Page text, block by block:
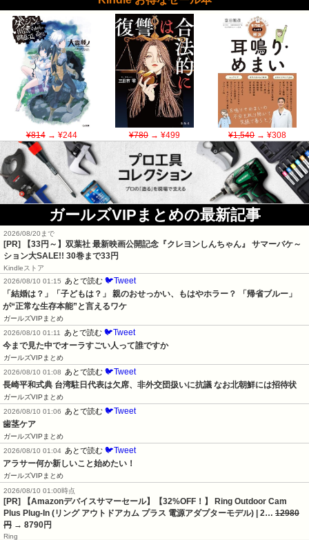
¥814→ ¥244 ¥780→ ¥499 ¥1,540→ ¥308
ガールズVIPまとめの最新記事
2026/08/20まで
[PR]
【33円～】双葉社 最新映画公開記念『クレヨンしんちゃん』 サマーバケ～
ション大SALE!! 30巻まで33円
Kindleストア
2026/08/10 01:15
あとで読む 🐦Tweet
「結婚は？」「子どもは？」 親のおせっかい、もはやホラー？ 「帰省ブルー」
が“正常な生存本能”と言えるワケ
ガールズVIPまとめ
2026/08/10 01:11
あとで読む 🐦Tweet
今まで見た中でオーラすごい人って誰ですか
ガールズVIPまとめ
2026/08/10 01:08
あとで読む 🐦Tweet
長崎平和式典 台湾駐日代表は欠席、非外交団扱いに抗議 なお北朝鮮には招待状
ガールズVIPまとめ
2026/08/10 01:06
あとで読む 🐦Tweet
歯茎ケア
ガールズVIPまとめ
2026/08/10 01:04 あとで読む 🐦Tweet
アラサー何か新しいこと始めたい！
ガールズVIPまとめ
2026/08/10 01:00時点
[PR] 【Amazonデバイスサマーセール】【32%OFF！】 Ring Outdoor Cam
Plus Plug-In (リング アウトドアカム プラス 電源アダプターモデル) | 2… 12980
円 → 8790円
Ring